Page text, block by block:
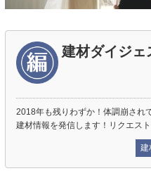
建材ダイジェ
2018年も残りわずか！体調崩され
建材情報を発信します！リクエス
建